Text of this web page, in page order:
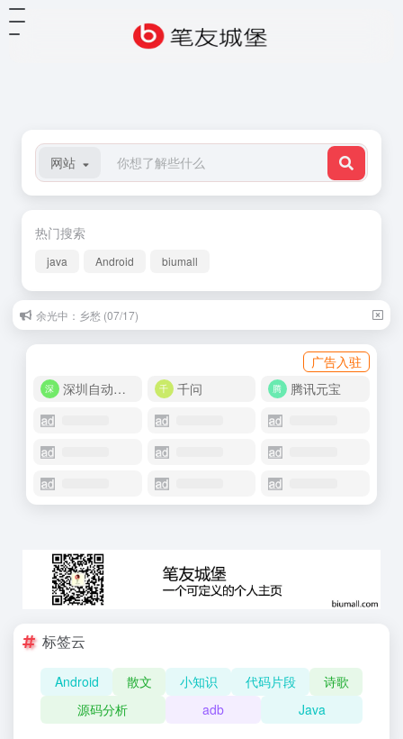
网站
热门搜索
java Android biumall
余光中：乡愁 (07/17)
广告入驻
深圳自动化商城
千问 腾讯元宝
标签云
Android 散文 小知识 代码片段
诗歌
源码分析
adb Java